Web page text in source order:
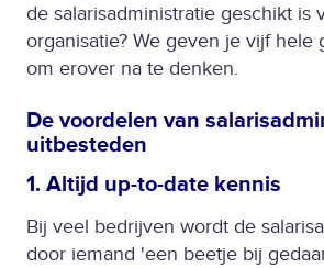
de salarisadministratie geschikt is
organisatie? We geven je vijf hele
om erover na te denken.
De voordelen van
uitbesteden
1. Altijd up-to-date kennis
Bij veel bedrijven wordt de
door iemand 'een beetje bij